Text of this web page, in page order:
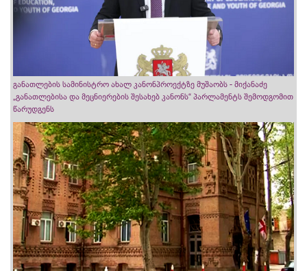
განათლების სამინისტრო ახალ კანონპროექტზე მუშაობს - მიქანაძე
„განათლებისა და მეცნიერების შესახებ კანონს“ პარლამენტს შემოდგომით
წარუდგენს